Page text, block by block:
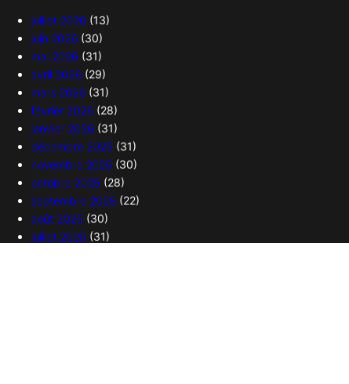
juillet 2026 (13)
juin 2026 (30)
mai 2026 (31)
avril 2026 (29)
mars 2026 (31)
février 2026 (28)
janvier 2026 (31)
décembre 2025 (31)
novembre 2025 (30)
octobre 2025 (28)
septembre 2025 (22)
août 2025 (30)
juillet 2025 (31)